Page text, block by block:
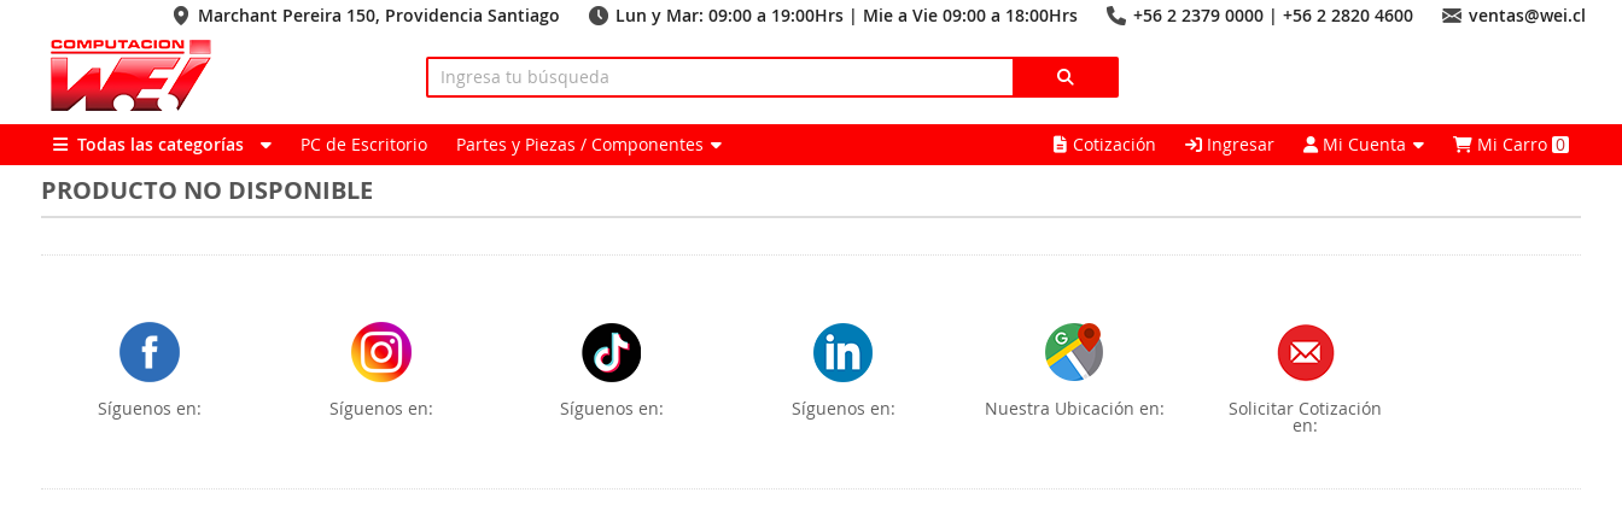
Marchant Pereira 150, Providencia Santiago Lun y Mar: 09:00 a 19:00Hrs | Mie a Vie 09:00 a 18:00Hrs +56 2 2379 0000 | +56 2 2820 4600 ventas@wei.cl
Todas las categorías PC de Escritorio Partes y Piezas / Componentes Cotización Ingresar Mi Cuenta Mi Carro0
PRODUCTO NO DISPONIBLE
Síguenos en: Síguenos en: Síguenos en: Síguenos en: Nuestra Ubicación en: Solicitar Cotización
en: